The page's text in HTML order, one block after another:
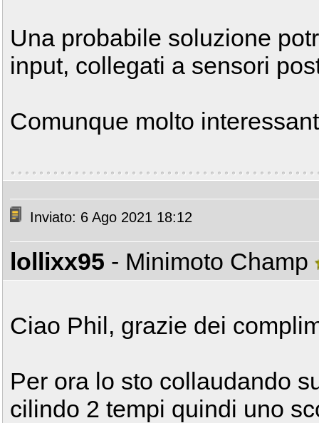
Una probabile soluzione
input, collegati a sensori
Comunque molto
Inviato: 6 Ago 2021 18:12
lollixx95 - Minimoto Champ
Ciao Phil, grazie dei
Per ora lo sto collaudando
cilindo 2 tempi quindi uno